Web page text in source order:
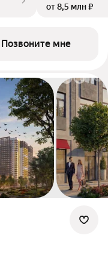
от 8,5 млн ₽
Позвоните мне